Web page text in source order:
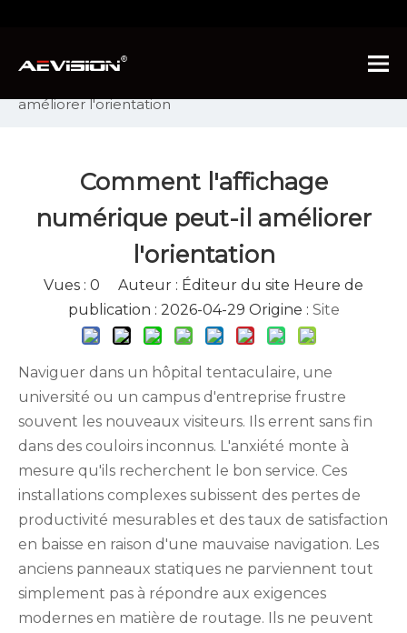
l'industrie » Comment l'affichage numérique peut-il
améliorer l'orientation
Comment l'affichage
numérique peut-il améliorer
l'orientation
Vues : 0 Auteur : Éditeur du site Heure de
publication : 2026-04-29 Origine : Site
Naviguer dans un hôpital tentaculaire, une
université ou un campus d'entreprise frustre
souvent les nouveaux visiteurs. Ils errent sans fin
dans des couloirs inconnus. L'anxiété monte à
mesure qu'ils recherchent le bon service. Ces
installations complexes subissent des pertes de
productivité mesurables et des taux de satisfaction
en baisse en raison d'une mauvaise navigation. Les
anciens panneaux statiques ne parviennent tout
simplement pas à répondre aux exigences
modernes en matière de routage. Ils ne peuvent